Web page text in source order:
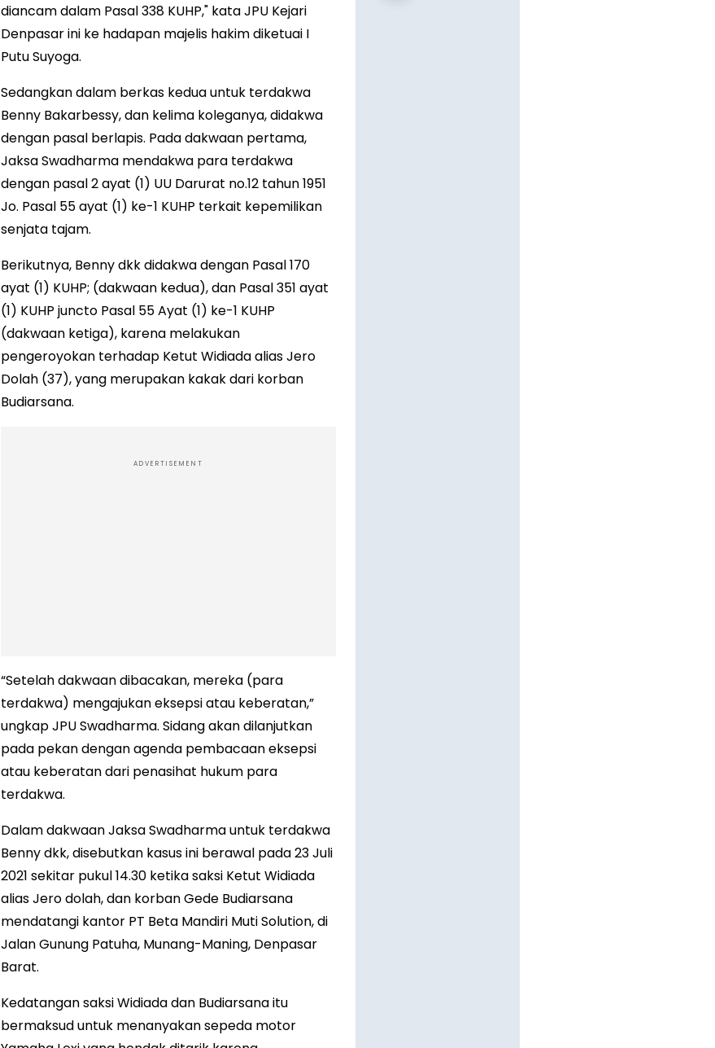
diancam dalam Pasal 338 KUHP," kata JPU Kejari
Denpasar ini ke hadapan majelis hakim diketuai I
Putu Suyoga.
Sedangkan dalam berkas kedua untuk terdakwa
Benny Bakarbessy, dan kelima koleganya, didakwa
dengan pasal berlapis. Pada dakwaan pertama,
Jaksa Swadharma mendakwa para terdakwa
dengan pasal 2 ayat (1) UU Darurat no.12 tahun 1951
Jo. Pasal 55 ayat (1) ke-1 KUHP terkait kepemilikan
senjata tajam.
Berikutnya, Benny dkk didakwa dengan Pasal 170
ayat (1) KUHP; (dakwaan kedua), dan Pasal 351 ayat
(1) KUHP juncto Pasal 55 Ayat (1) ke-1 KUHP
(dakwaan ketiga), karena melakukan
pengeroyokan terhadap Ketut Widiada alias Jero
Dolah (37), yang merupakan kakak dari korban
Budiarsana.
ADVERTISEMENT
“Setelah dakwaan dibacakan, mereka (para
terdakwa) mengajukan eksepsi atau keberatan,”
ungkap JPU Swadharma. Sidang akan dilanjutkan
pada pekan dengan agenda pembacaan eksepsi
atau keberatan dari penasihat hukum para
terdakwa.
Dalam dakwaan Jaksa Swadharma untuk terdakwa
Benny dkk, disebutkan kasus ini berawal pada 23 Juli
2021 sekitar pukul 14.30 ketika saksi Ketut Widiada
alias Jero dolah, dan korban Gede Budiarsana
mendatangi kantor PT Beta Mandiri Muti Solution, di
Jalan Gunung Patuha, Munang-Maning, Denpasar
Barat.
Kedatangan saksi Widiada dan Budiarsana itu
bermaksud untuk menanyakan sepeda motor